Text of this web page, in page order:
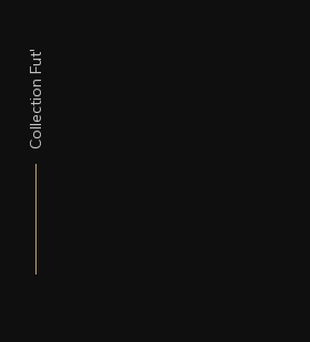
Collection Fut'